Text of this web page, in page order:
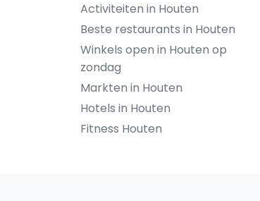
Activiteiten in Houten
Beste restaurants in Houten
Winkels open in Houten op
zondag
Markten in Houten
Hotels in Houten
Fitness Houten